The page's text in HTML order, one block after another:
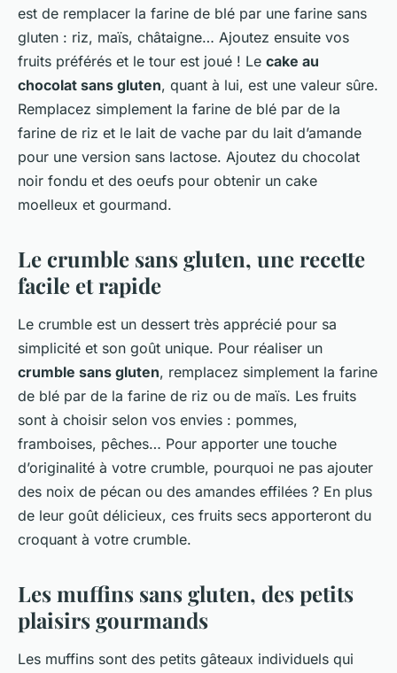
est de remplacer la farine de blé par une farine sans
gluten : riz, maïs, châtaigne… Ajoutez ensuite vos
fruits préférés et le tour est joué ! Le cake au
chocolat sans gluten, quant à lui, est une valeur sûre.
Remplacez simplement la farine de blé par de la
farine de riz et le lait de vache par du lait d’amande
pour une version sans lactose. Ajoutez du chocolat
noir fondu et des oeufs pour obtenir un cake
moelleux et gourmand.
Le crumble sans gluten, une recette
facile et rapide
Le crumble est un dessert très apprécié pour sa
simplicité et son goût unique. Pour réaliser un
crumble sans gluten, remplacez simplement la farine
de blé par de la farine de riz ou de maïs. Les fruits
sont à choisir selon vos envies : pommes,
framboises, pêches… Pour apporter une touche
d’originalité à votre crumble, pourquoi ne pas ajouter
des noix de pécan ou des amandes effilées ? En plus
de leur goût délicieux, ces fruits secs apporteront du
croquant à votre crumble.
Les muffins sans gluten, des petits
plaisirs gourmands
Les muffins sont des petits gâteaux individuels qui